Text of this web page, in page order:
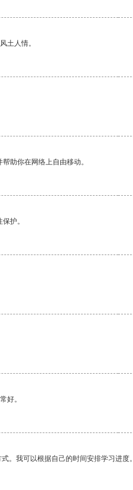
土人情。
助你在网络上自由移动。
护。
好。
。我可以根据自己的时间安排学习进度。